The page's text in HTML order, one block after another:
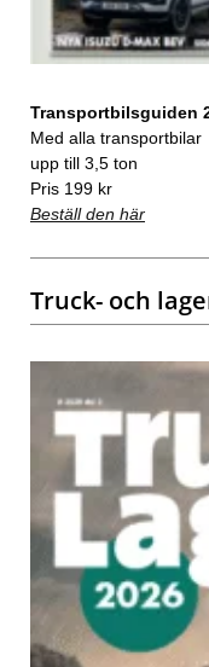
Transportbilsguiden
Med alla transportbilar
upp till 3,5 ton
Pris 199 kr
Beställ den här
Truck- och